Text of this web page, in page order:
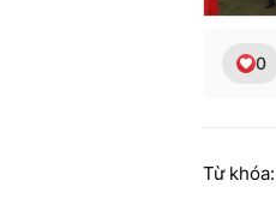
0
Từ khóa: